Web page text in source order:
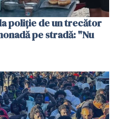
poliție de un trecător
pe stradă: "Nu